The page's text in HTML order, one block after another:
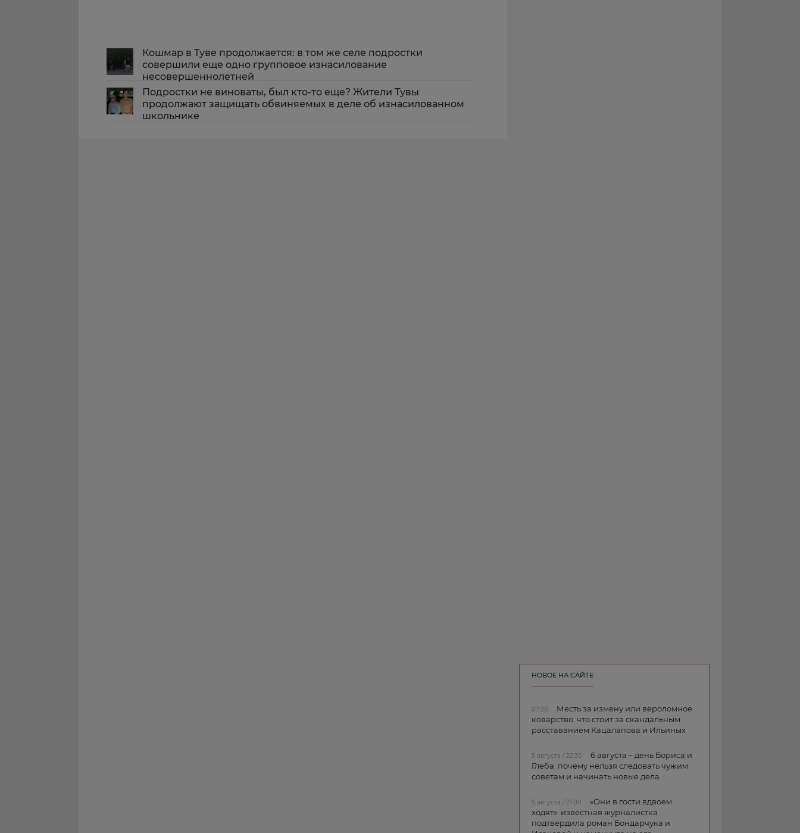
Кошмар в Туве продолжается: в том же селе подростки
совершили еще одно групповое изнасилование
несовершеннолетней
Подростки не виноваты, был кто-то еще? Жители Тувы
продолжают защищать обвиняемых в деле об изнасилованном
школьнике
НОВОЕ НА САЙТЕ
07:30
Месть за измену или вероломное
коварство: что стоит за скандальным
расставанием Кацалапова и Ильиных
5 августа / 22:30
6 августа – день Бориса и
Глеба: почему нельзя следовать чужим
советам и начинать новые дела
5 августа / 21:00
«Они в гости вдвоем
ходят»: известная журналистка
подтвердила роман Бондарчука и